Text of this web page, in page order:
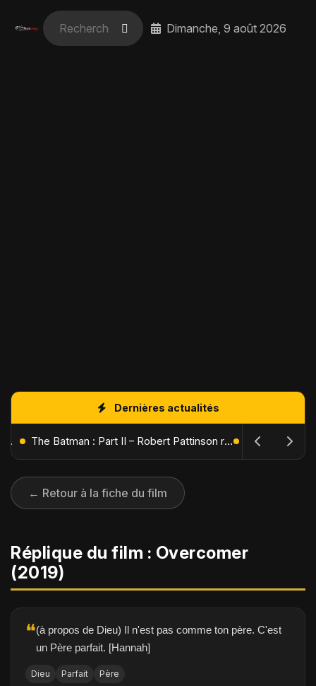
Dimanche, 9 août 2026
Dernières actualités
L'Âge de Glace : Le Réveil du Volcan – Manny, Sid et Diego de retour pour une aventure explosive The Batman : Part II – Robert Pattinson replonge dans les ténèbres de Gotham dès octobre 2027
← Retour à la fiche du film
Réplique du film : Overcomer
(2019)
❝(à propos de Dieu) Il n'est pas comme ton père. C'est
un Père parfait. [Hannah]
Dieu Parfait Père